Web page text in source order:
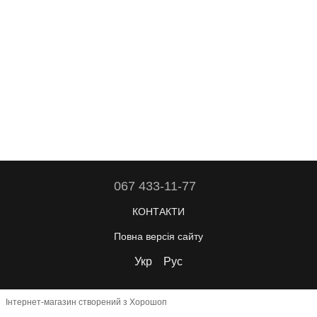
067 433-11-77
КОНТАКТИ
Повна версія сайту
Укр Рус
Інтернет-магазин створений з Хорошоп